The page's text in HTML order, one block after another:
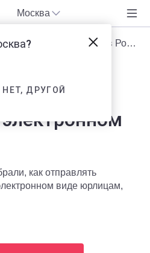
Москва
Сдача отчетности в Росстат в электронном виде
как отправлять
виде юрлицам,
?
НЕТ, ДРУГОЙ